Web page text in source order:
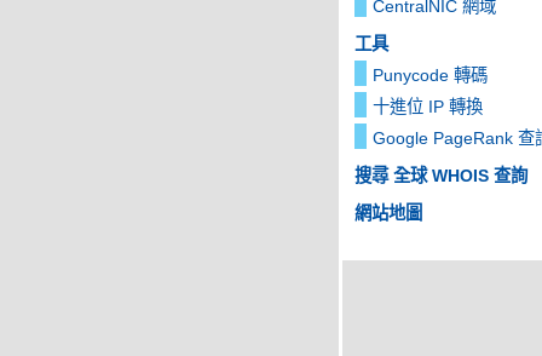
CentralNIC 網域
工具
Punycode 轉碼
十進位 IP 轉換
Google PageRank 查
搜尋 全球 WHOIS 查詢
網站地圖